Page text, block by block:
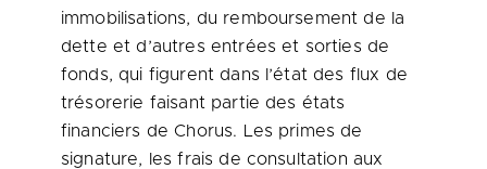
immobilisations, du remboursement de la
dette et d’autres entrées et sorties de
fonds, qui figurent dans l’état des flux de
trésorerie faisant partie des états
financiers de Chorus. Les primes de
signature, les frais de consultation aux